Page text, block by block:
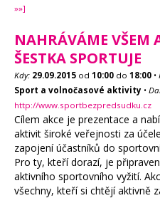
»»]
NAHRÁVÁME VŠEM
ŠESTKA SPORTUJE
Kdy: 29.09.2015 od 10:00 do 18:00 •
Sport a volnočasové aktivity •
http://www.sportbezpredsudku.cz
Cílem akce je prezentace a
aktivit široké veřejnosti za
zapojení účastníků do
Pro ty, kteří dorazí, je
aktivního sportovního vyžití.
všechny, kteří si chtějí aktivně